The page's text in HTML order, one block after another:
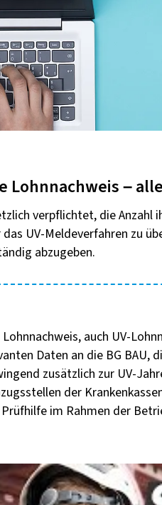
Lohnnachweis –
verpflichtet, die
UV-Meldeverfahren zu
abzugeben.
auch UV-
Daten an die BG BAU,
zusätzlich zur UV-
der
im Rahmen der